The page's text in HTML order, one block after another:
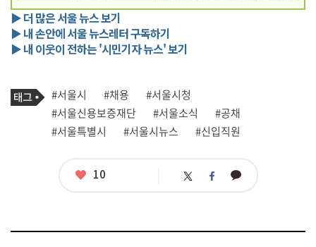
▶ 더 많은 서울 뉴스 보기
▶ 내 손안에 서울 뉴스레터 구독하기
▶ 내 이웃이 전하는 '시민기자 뉴스' 보기
기
사
관
련
태
태
그
#서울시 #채용
#서울시청
#서울신용보증재단
#서울소식
#공채
#서울특별시
#서울시뉴스 #신입직원
좋
10 트 페 카